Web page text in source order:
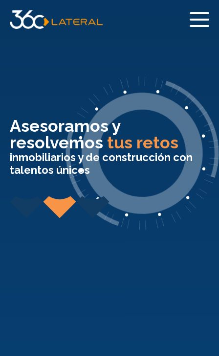
Asesoramos y
resolvemos tus retos
inmobiliarios y de construcción con
talentos únicos